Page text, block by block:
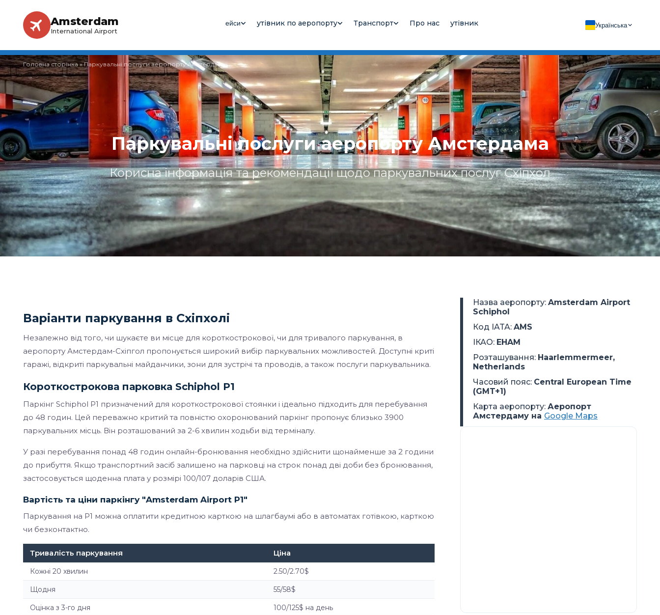
Amsterdam
International Airport
ейси утівник по аеропорту Транспорт Про нас утівник Українська
Головна сторінка»Паркувальні послуги аеропорту Амстердама
Паркувальні послуги аеропорту Амстердама
Корисна інформація та рекомендації щодо паркувальних послуг Схіпхол
Варіанти паркування в Схіпхолі
Незалежно від того, чи шукаєте ви місце для короткострокової, чи для тривалого паркування, в
аеропорту Амстердам-Схіпгол пропонується широкий вибір паркувальних можливостей. Доступні криті
гаражі, відкриті паркувальні майданчики, зони для зустрічі та проводів, а також послуги паркувальника.
Короткострокова парковка Schiphol P1
Паркінг Schiphol P1 призначений для короткострокової стоянки і ідеально підходить для перебування
до 48 годин. Цей переважно критий та повністю охоронюваний паркінг пропонує близько 3900
паркувальних місць. Він розташований за 2-6 хвилин ходьби від терміналу.
У разі перебування понад 48 годин онлайн-бронювання необхідно здійснити щонайменше за 2 години
до прибуття. Якщо транспортний засіб залишено на парковці на строк понад дві доби без бронювання,
застосовується щоденна плата у розмірі 100/107 доларів США.
Вартість та ціни паркінгу "Amsterdam Airport P1"
Паркування на P1 можна оплатити кредитною карткою на шлагбаумі або в автоматах готівкою, карткою
чи безконтактно.
Тривалість паркування Ціна
Кожні 20 хвилин 2.50/2.70$
Щодня 55/58$
Оцінка з 3-го дня 100/125$ на день
Назва аеропорту: Amsterdam Airport
Schiphol
Код IATA: AMS
ІКАО: EHAM
Розташування: Haarlemmermeer,
Netherlands
Часовий пояс: Central European Time
(GMT+1)
Карта аеропорту: Аеропорт
Амстердаму на Google Maps